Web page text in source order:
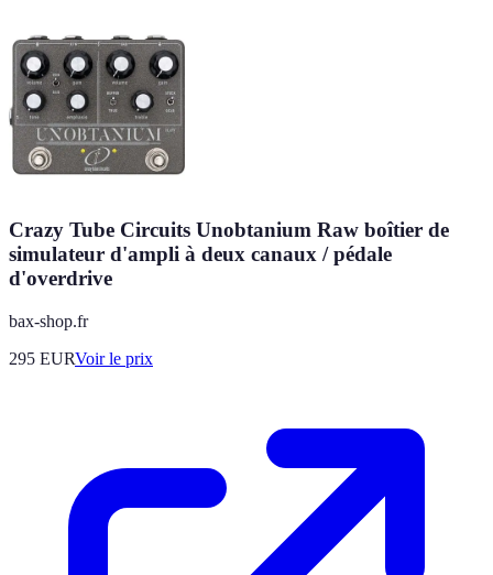
Crazy Tube Circuits Unobtanium Raw boîtier de
simulateur d'ampli à deux canaux / pédale
d'overdrive
bax-shop.fr
295 EURVoir le prix